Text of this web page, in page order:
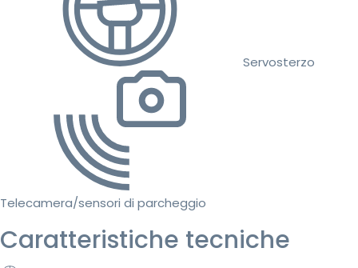
Servosterzo
Telecamera/sensori di parcheggio
Caratteristiche tecniche